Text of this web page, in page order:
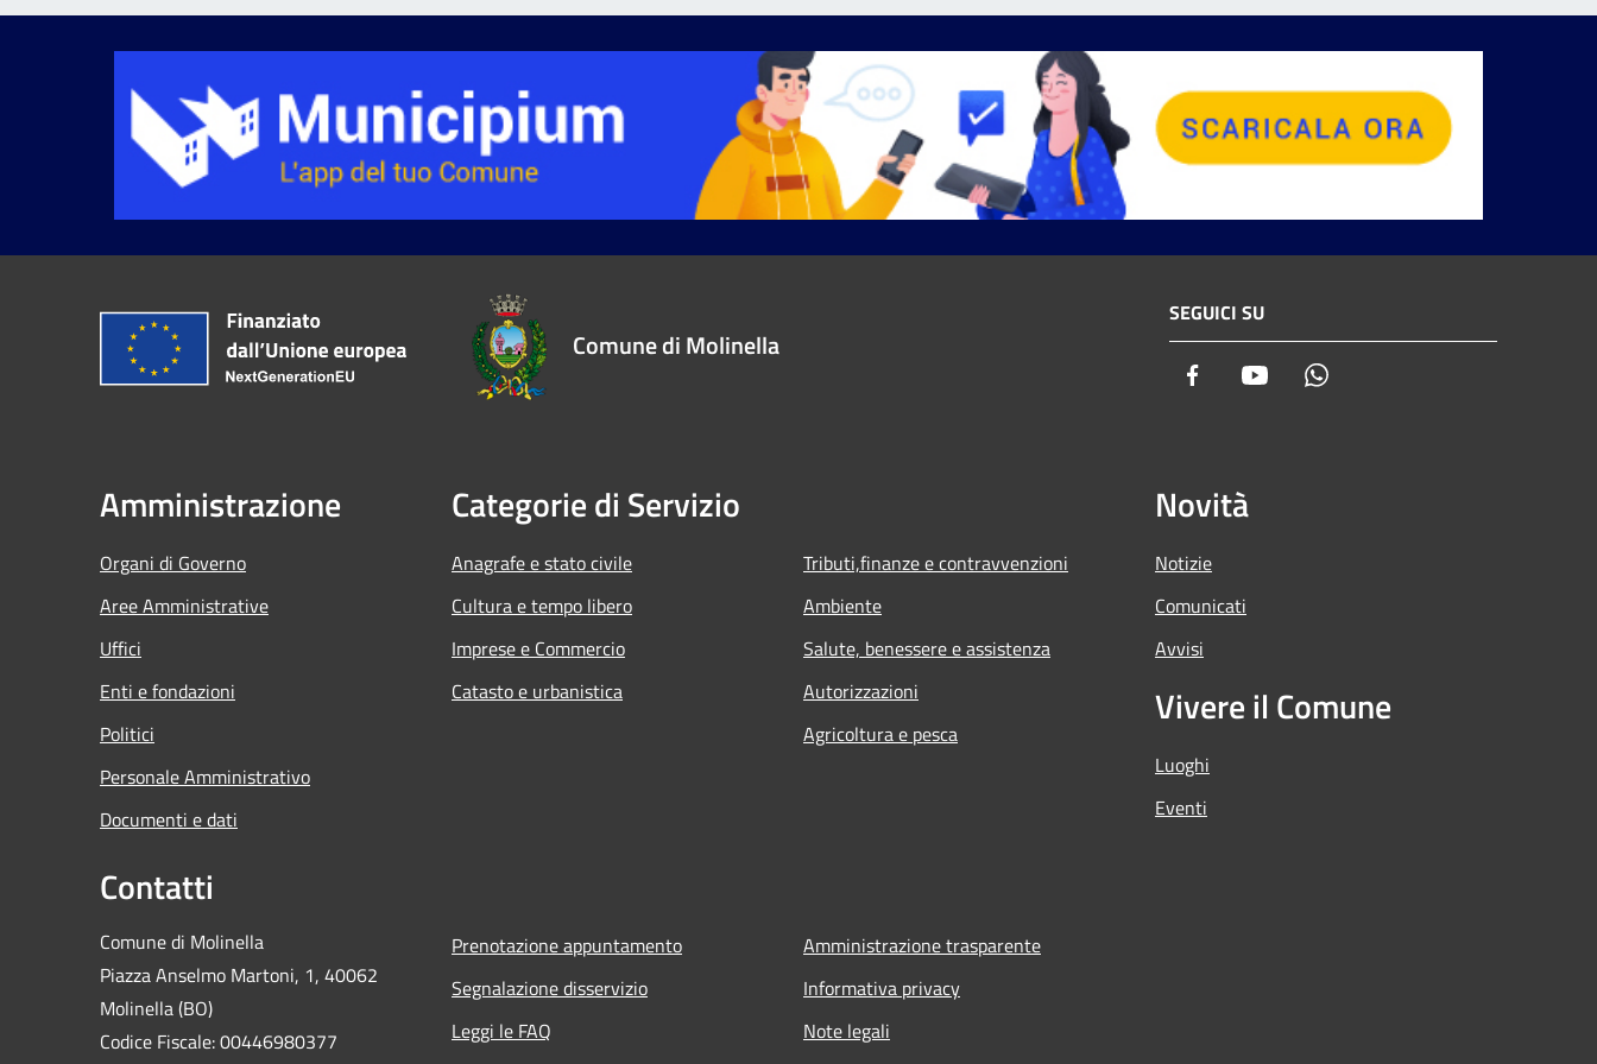
Comune di Molinella
SEGUICI SU
Facebook Youtube
Amministrazione
Organi di Governo
Aree Amministrative
Uffici
Enti e fondazioni
Politici
Personale Amministrativo
Documenti e dati
Categorie di Servizio
Anagrafe e stato civile
Cultura e tempo libero
Imprese e Commercio
Catasto e urbanistica
Tributi,finanze e contravvenzioni
Ambiente
Salute, benessere e assistenza
Autorizzazioni
Agricoltura e pesca
Novità
Notizie
Comunicati
Avvisi
Vivere il Comune
Luoghi
Eventi
Contatti
Comune di Molinella
Piazza Anselmo Martoni, 1, 40062
Molinella (BO)
Codice Fiscale: 00446980377
Prenotazione appuntamento
Segnalazione disservizio
Leggi le FAQ
Amministrazione trasparente
Informativa privacy
Note legali